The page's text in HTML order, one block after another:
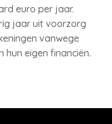
euro per jaar.
jaar uit voorzorg
vanwege
hun eigen financiën.